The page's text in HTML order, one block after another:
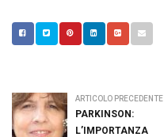
ARTICOLO PRECEDENTE
PARKINSON:
L’IMPORTANZA